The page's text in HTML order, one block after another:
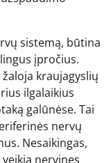
sistemą, būtina
įpročius.
kraujagyslių
ilgalaikius
galūnėse. Tai
nervų
Nesaikingas,
nervines